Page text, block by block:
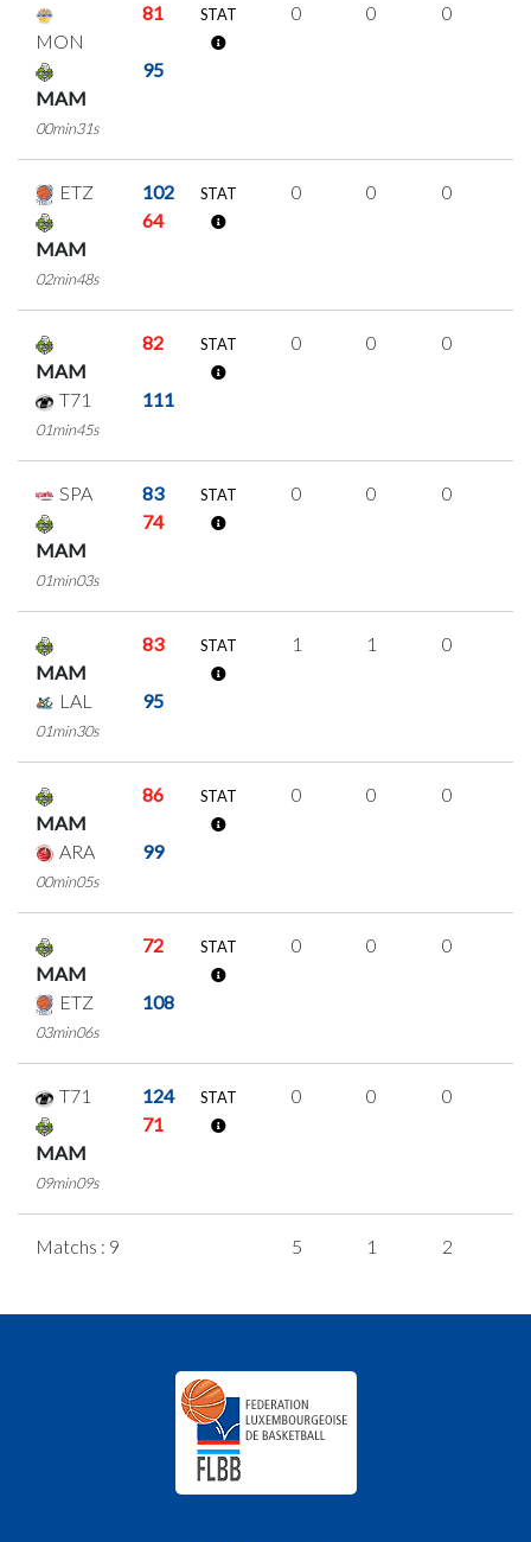
MON
81
MAM
95
00min31s
STAT 0 0 0
ETZ 102
MAM
64
02min48s
STAT 0 0 0
MAM
82
T71 111
01min45s
STAT 0 0 0
SPA 83
MAM
74
01min03s
STAT 0 0 0
MAM
83
LAL 95
01min30s
STAT 1 1 0
MAM
86
ARA 99
00min05s
STAT 0 0 0
MAM
72
ETZ 108
03min06s
STAT 0 0 0
T71 124
MAM
71
09min09s
STAT 0 0 0
Matchs : 9 5 1 2